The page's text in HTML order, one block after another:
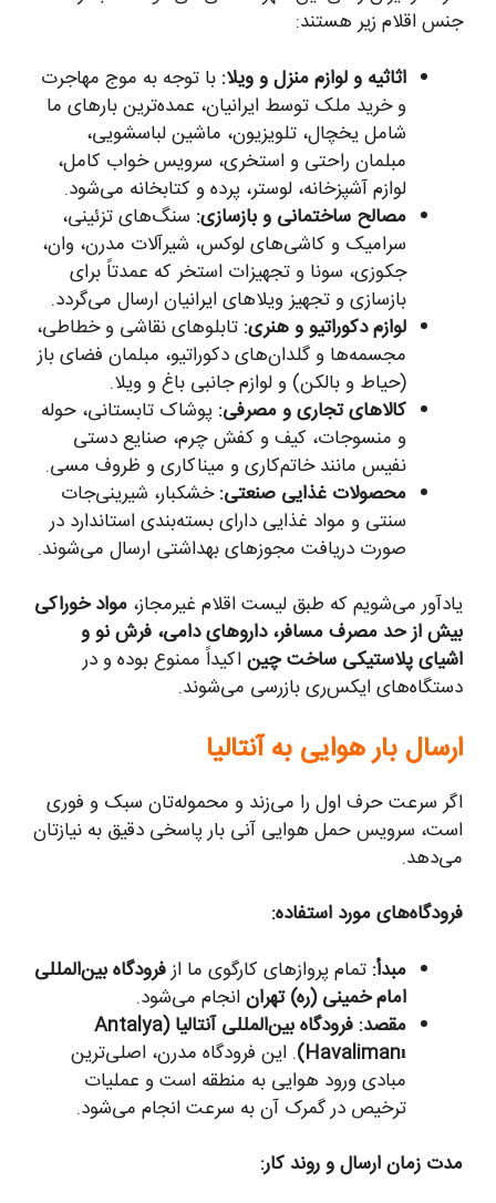
جنس اقلام زیر هستند:
اثاثیه و لوازم منزل و ویلا: با توجه به موج مهاجرت
و خرید ملک توسط ایرانیان، عمده‌ترین بارهای ما
شامل یخچال، تلویزیون، ماشین لباسشویی،
مبلمان راحتی و استخری، سرویس خواب کامل،
لوازم آشپزخانه، لوستر، پرده و کتابخانه می‌شود.
مصالح ساختمانی و بازسازی: سنگ‌های تزئینی،
سرامیک و کاشی‌های لوکس، شیرآلات مدرن، وان،
جکوزی، سونا و تجهیزات استخر که عمدتاً برای
بازسازی و تجهیز ویلاهای ایرانیان ارسال می‌گردد.
لوازم دکوراتیو و هنری: تابلوهای نقاشی و خطاطی،
مجسمه‌ها و گلدان‌های دکوراتیو، مبلمان فضای باز
(حیاط و بالکن) و لوازم جانبی باغ و ویلا.
کالاهای تجاری و مصرفی: پوشاک تابستانی، حوله
و منسوجات، کیف و کفش چرم، صنایع دستی
نفیس مانند خاتم‌کاری و میناکاری و ظروف مسی.
محصولات غذایی صنعتی:خشکبار، شیرینی‌جات
سنتی و مواد غذایی دارای بسته‌بندی استاندارد در
صورت دریافت مجوزهای بهداشتی ارسال می‌شوند.
یادآور می‌شویم که طبق لیست اقلام غیرمجاز، مواد خوراکی
بیش از حد مصرف مسافر، داروهای دامی، فرش نو و
اشیای پلاستیکی ساخت چیناکیداً ممنوع بوده و در
دستگاه‌های ایکس‌ری بازرسی می‌شوند.
ارسال بار هوایی به آنتالیا
اگر سرعت حرف اول را می‌زند و محموله‌تان سبک و فوری
است، سرویس حمل هوایی آنی بار پاسخی دقیق به نیازتان
می‌دهد.
فرودگاه‌های مورد استفاده:
مبدأ: تمام پروازهای کارگوی ما ازفرودگاه بین‌المللی
امام خمینی (ره) تهرانانجام می‌شود.
مقصد:
فرودگاه بین‌المللی آنتالیا (Antalya
Havalimanı) . این فرودگاه مدرن، اصلی‌ترین
مبادی ورود هوایی به منطقه است و عملیات
ترخیص در گمرک آن به سرعت انجام می‌شود.
مدت زمان ارسال و روند کار: